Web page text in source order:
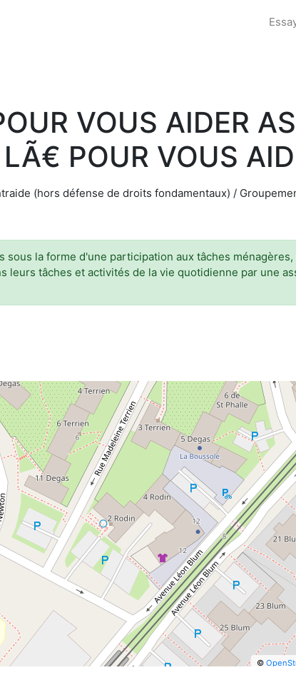
VOUS AIDER
POUR VOUS
(hors défense de droits fondamentaux) /
sous la forme d'une participation aux tâches
leurs tâches et activités de la vie quotidienne par une
©